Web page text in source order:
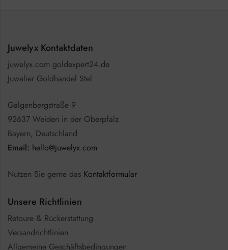
Juwelyx Kontaktdaten
juwelyx.com goldexpert24.de
Juwelier Goldhandel Stel
Galgenbergstraße 9
92637 Weiden in der Oberpfalz
Bayern, Deutschland
Email: hello@juwelyx.com
Nutzen Sie gerne das Kontaktformular
Unsere Richtlinien
Retoure & Rückerstattung
Versandrichtlinien
Allgemeine Geschäftsbedingungen